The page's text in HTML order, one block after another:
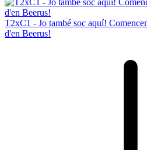
T2xC1 - Jo també soc aquí!
d'en Beerus!